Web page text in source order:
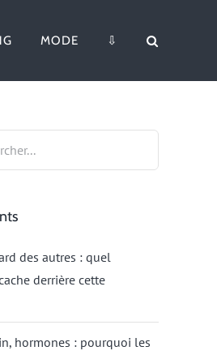
MODE ⇩
des autres : quel
derrière cette
hormones : pourquoi les